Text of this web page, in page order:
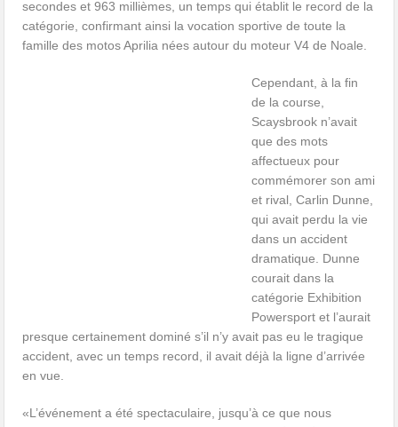
secondes et 963 millièmes, un temps qui établit le record de la
catégorie, confirmant ainsi la vocation sportive de toute la
famille des motos Aprilia nées autour du moteur V4 de Noale.
Cependant, à la fin
de la course,
Scaysbrook n’avait
que des mots
affectueux pour
commémorer son ami
et rival, Carlin Dunne,
qui avait perdu la vie
dans un accident
dramatique. Dunne
courait dans la
catégorie Exhibition
Powersport et l’aurait
presque certainement dominé s’il n’y avait pas eu le tragique
accident, avec un temps record, il avait déjà la ligne d’arrivée
en vue.
«L’événement a été spectaculaire, jusqu’à ce que nous